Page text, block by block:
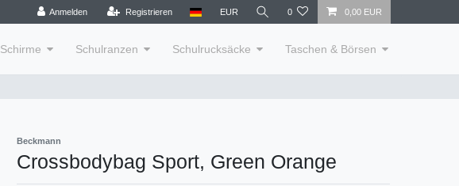
Anmelden Registrieren EUR 0 0,00 EUR
Schirme Schulranzen Schulrucksäcke Taschen & Börsen
Beckmann
Crossbodybag Sport, Green Orange